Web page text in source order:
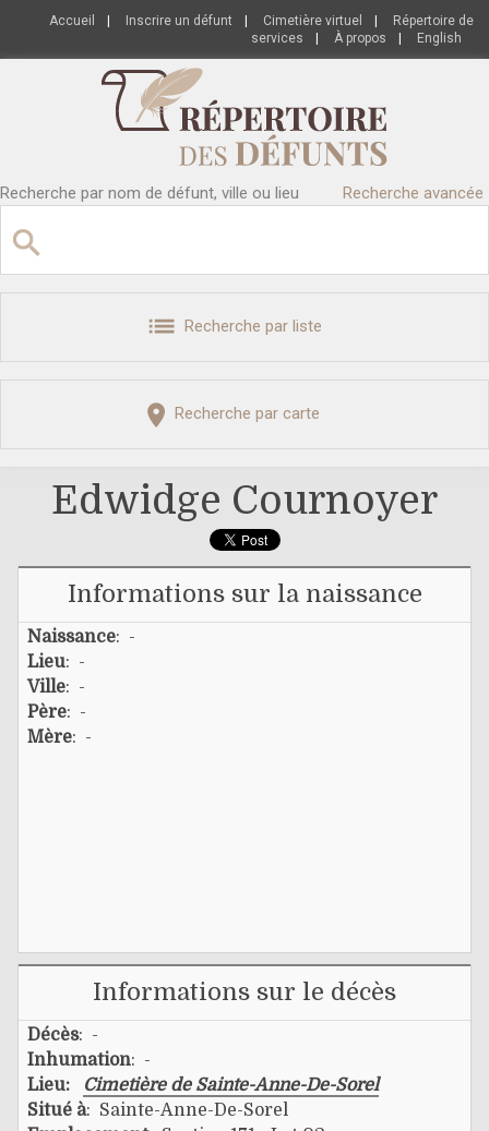
Accueil Inscrire un défunt Cimetière virtuel
Répertoire de
services
À propos English
Recherche par nom de défunt, ville ou lieu Recherche avancée
Recherche par liste
Recherche par carte
Edwidge Cournoyer
Informations sur la naissance
Naissance: -
Lieu: -
Ville: -
Père: -
Mère: -
Informations sur le décès
Décès: -
Inhumation: -
Lieu:
Cimetière de Sainte-Anne-De-Sorel
Situé à: Sainte-Anne-De-Sorel